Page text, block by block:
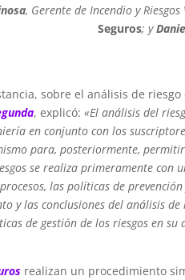
, Gerente de Incendio y Riesgos
Seguros; y
sobre el análisis de riesgo
, explicó:«El análisis del
en conjunto con los
para, posteriormente,
se realiza primeramente con
las políticas de
y las conclusiones del análisis
de gestión de los riesgos en
realizan un procedimiento